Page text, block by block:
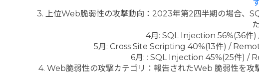
3. 上位Web脆弱性の攻撃動向：2023年第2四半期の場合、
4⽉: SQL Injection 56%(36件
5⽉: Cross Site Scripting 40%(13件) /
6⽉: : SQL Injection 45%(25件) /
4. Web脆弱性の攻撃カテゴリ：報告されたWeb 脆弱性を